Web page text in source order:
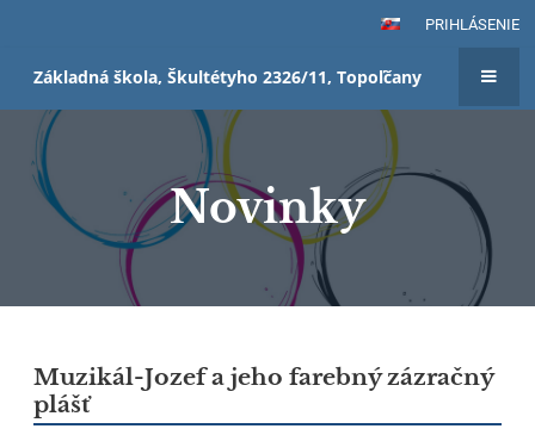
PRIHLÁSENIE
Základná škola, Škultétyho 2326/11, Topoľčany
Novinky
Muzikál-Jozef a jeho farebný zázračný
plášť